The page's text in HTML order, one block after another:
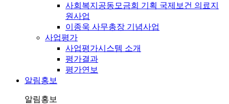
사회복지공동모금회 기획 국제보건 의료지
원사업
이종욱 사무총장 기념사업
사업평가
사업평가시스템 소개
평가결과
평가연보
알림홍보
알림홍보